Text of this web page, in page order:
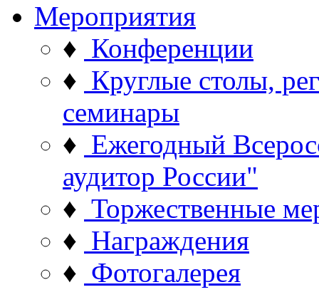
Мероприятия
♦ Конференции
♦ Круглые столы,
семинары
♦ Ежегодный
аудитор России"
♦ Торжественные
♦ Награждения
♦ Фотогалерея